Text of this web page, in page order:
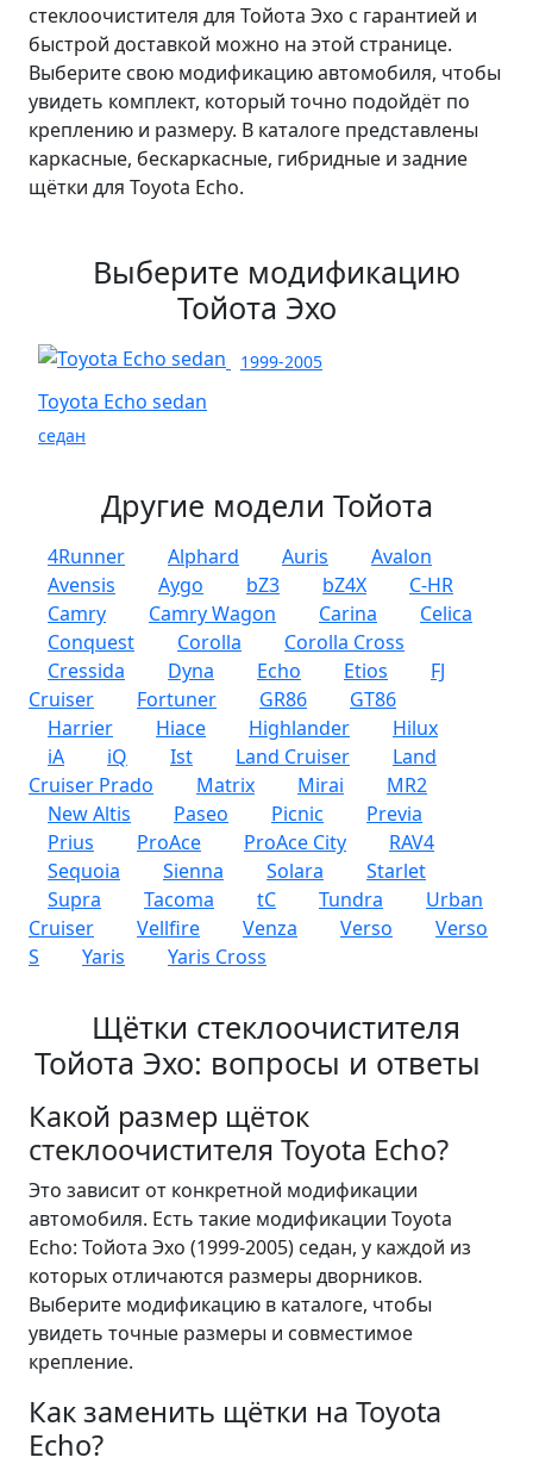
стеклоочистителя для Тойота Эхо с гарантией и
быстрой доставкой можно на этой странице.
Выберите свою модификацию автомобиля, чтобы
увидеть комплект, который точно подойдёт по
креплению и размеру. В каталоге представлены
каркасные, бескаркасные, гибридные и задние
щётки для Toyota Echo.
Выберите модификацию
Тойота Эхо
1999-2005
Toyota Echo sedan
седан
Другие модели Тойота
4Runner Alphard Auris
Avalon
Avensis
Aygo bZ3 bZ4X
C-HR
Camry
Camry Wagon Carina
Celica
Conquest
Corolla
Corolla Cross
Cressida
Dyna Echo Etios
FJ
Cruiser
Fortuner GR86
GT86
Harrier
Hiace Highlander
Hilux
iA
iQ Ist Land Cruiser
Land
Cruiser Prado
Matrix Mirai
MR2
New Altis
Paseo Picnic
Previa
Prius
ProAce ProAce City
RAV4
Sequoia
Sienna Solara
Starlet
Supra
Tacoma tC Tundra
Urban
Cruiser
Vellfire Venza Verso
Verso
S
Yaris Yaris Cross
Щётки стеклоочистителя
Тойота Эхо: вопросы и ответы
Какой размер щёток
стеклоочистителя Toyota Echo?
Это зависит от конкретной модификации
автомобиля. Есть такие модификации Toyota
Echo: Тойота Эхо (1999-2005) седан, у каждой из
которых отличаются размеры дворников.
Выберите модификацию в каталоге, чтобы
увидеть точные размеры и совместимое
крепление.
Как заменить щётки на Toyota
Echo?